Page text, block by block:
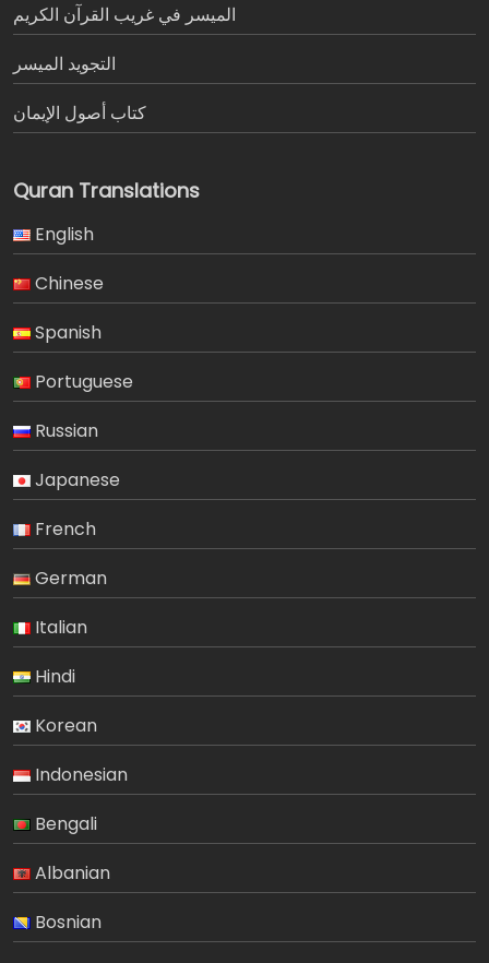
الميسر في غريب القرآن الكريم
التجويد الميسر
كتاب أصول الإيمان
Quran Translations
English
Chinese
Spanish
Portuguese
Russian
Japanese
French
German
Italian
Hindi
Korean
Indonesian
Bengali
Albanian
Bosnian